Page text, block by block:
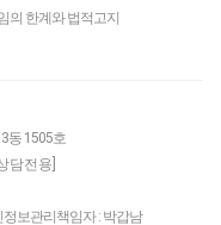
전의 약관조항이
하는 뜻을 제3항에
항이 적용됩니다.
이 약관의 해석에
비자보호에 관한 법률,
래위원회가 정하는
호지침」 및 관계법령
의 한계와 법적고지
동 1505호
담전용]
정보관리책임자 : 박갑남